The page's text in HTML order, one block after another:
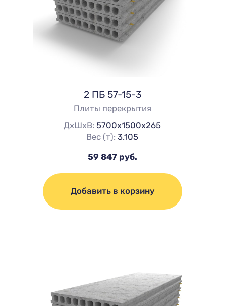
2 ПБ 57-15-3
Плиты перекрытия
ДхШхВ:5700х1500х265
Вес (т):3.105
59 847 руб.
Добавить в корзину